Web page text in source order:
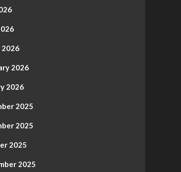
2026
2026
2026
2025
2025
2025
2025